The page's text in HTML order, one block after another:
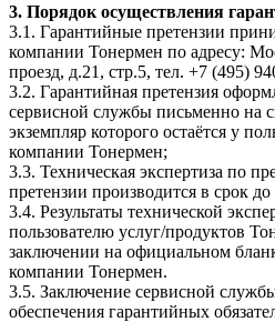
3. Порядок осуществления
3.1. Гарантийные претензии
компании Тонермен по адресу:
проезд, д.21, стр.5, тел. +7 (495)
3.2. Гарантийная претензия
сервисной службы письменно на
экземпляр которого остаётся у
компании Тонермен;
3.3. Техническая экспертиза по
претензии производится в срок
3.4. Результаты технической
пользователю услуг/продуктов
заключении на официальном
компании Тонермен.
3.5. Заключение сервисной
обеспечения гарантийных